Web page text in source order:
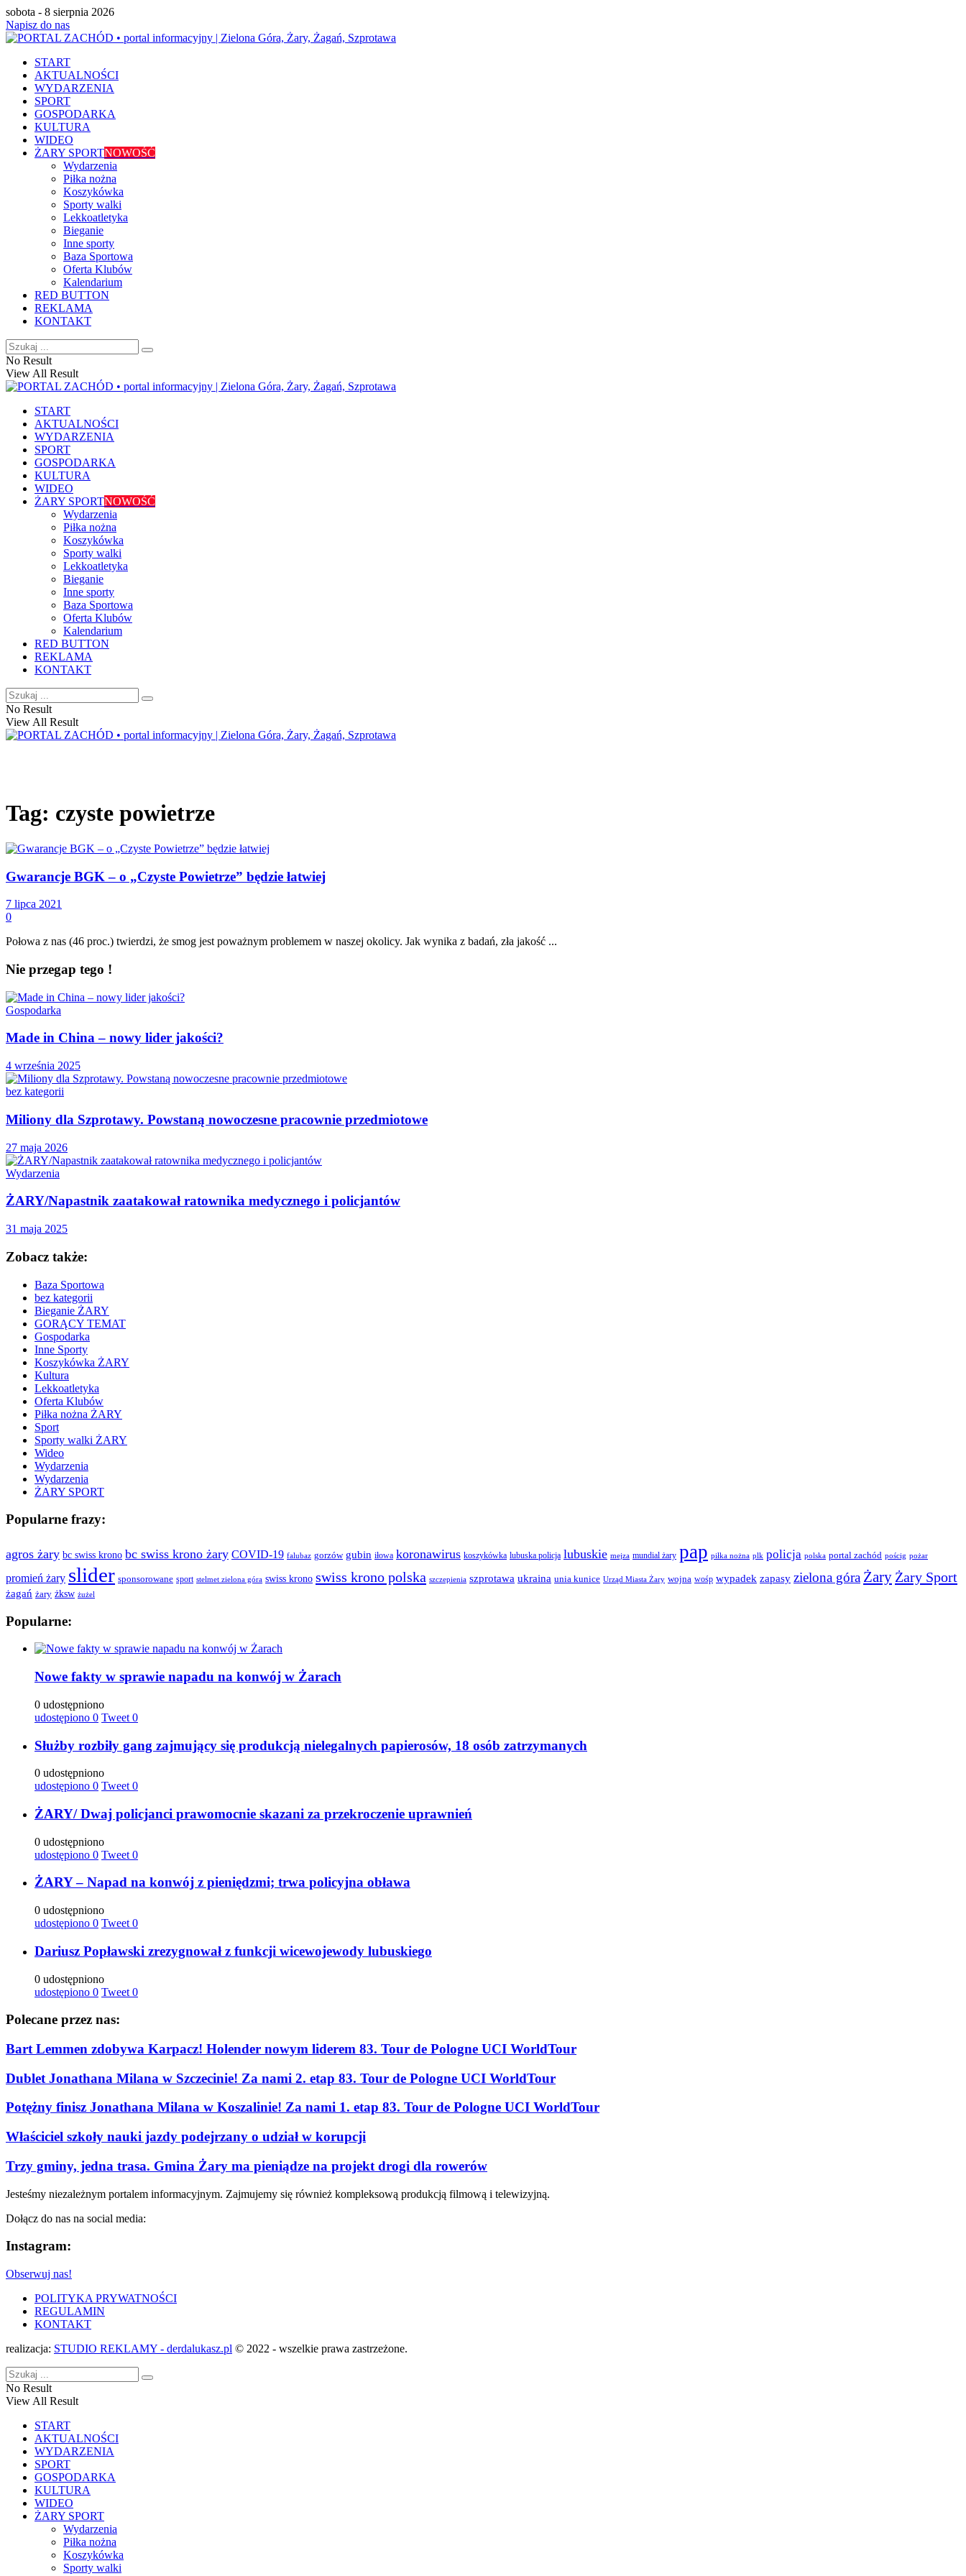
sobota - 8 sierpnia 2026
Napisz do nas
START
AKTUALNOŚCI
WYDARZENIA
SPORT
GOSPODARKA
KULTURA
WIDEO
ŻARY SPORTNOWOŚĆ
Wydarzenia
Piłka nożna
Koszykówka
Sporty walki
Lekkoatletyka
Bieganie
Inne sporty
Baza Sportowa
Oferta Klubów
Kalendarium
RED BUTTON
REKLAMA
KONTAKT
No Result
View All Result
START
AKTUALNOŚCI
WYDARZENIA
SPORT
GOSPODARKA
KULTURA
WIDEO
ŻARY SPORTNOWOŚĆ
Wydarzenia
Piłka nożna
Koszykówka
Sporty walki
Lekkoatletyka
Bieganie
Inne sporty
Baza Sportowa
Oferta Klubów
Kalendarium
RED BUTTON
REKLAMA
KONTAKT
No Result
View All Result
Tag: czyste powietrze
Gwarancje BGK – o „Czyste Powietrze” będzie łatwiej
7 lipca 2021
0
Połowa z nas (46 proc.) twierdzi, że smog jest poważnym problemem w naszej okolicy. Jak wynika z badań, zła jakość ...
Nie przegap tego !
Gospodarka
Made in China – nowy lider jakości?
4 września 2025
bez kategorii
Miliony dla Szprotawy. Powstaną nowoczesne pracownie przedmiotowe
27 maja 2026
Wydarzenia
ŻARY/Napastnik zaatakował ratownika medycznego i policjantów
31 maja 2025
Zobacz także:
Baza Sportowa
bez kategorii
Bieganie ŻARY
GORĄCY TEMAT
Gospodarka
Inne Sporty
Koszykówka ŻARY
Kultura
Lekkoatletyka
Oferta Klubów
Piłka nożna ŻARY
Sport
Sporty walki ŻARY
Wideo
Wydarzenia
Wydarzenia
ŻARY SPORT
Popularne frazy:
agros żary bc swiss krono bc swiss krono żary COVID-19 falubaz gorzów gubin iłowa koronawirus koszykówka lubuska policja lubuskie mejza mundial żary pap piłka nożna plk policja polska portal zachód pościg pożar
promień żary slider sponsorowane sport stelmet zielona góra swiss krono swiss krono polska szczepienia szprotawa ukraina unia kunice Urząd Miasta Żary wojna wośp wypadek zapasy zielona góra Żary Żary Sport
żagań żary żksw żużel
Popularne:
Nowe fakty w sprawie napadu na konwój w Żarach
0 udostępniono
udostępiono 0 Tweet 0
Służby rozbiły gang zajmujący się produkcją nielegalnych papierosów, 18 osób zatrzymanych
0 udostępniono
udostępiono 0 Tweet 0
ŻARY/ Dwaj policjanci prawomocnie skazani za przekroczenie uprawnień
0 udostępniono
udostępiono 0 Tweet 0
ŻARY – Napad na konwój z pieniędzmi; trwa policyjna obława
0 udostępniono
udostępiono 0 Tweet 0
Dariusz Popławski zrezygnował z funkcji wicewojewody lubuskiego
0 udostępniono
udostępiono 0 Tweet 0
Polecane przez nas:
Bart Lemmen zdobywa Karpacz! Holender nowym liderem 83. Tour de Pologne UCI WorldTour
Dublet Jonathana Milana w Szczecinie! Za nami 2. etap 83. Tour de Pologne UCI WorldTour
Potężny finisz Jonathana Milana w Koszalinie! Za nami 1. etap 83. Tour de Pologne UCI WorldTour
Właściciel szkoły nauki jazdy podejrzany o udział w korupcji
Trzy gminy, jedna trasa. Gmina Żary ma pieniądze na projekt drogi dla rowerów
Jesteśmy niezależnym portalem informacyjnym. Zajmujemy się również kompleksową produkcją filmową i telewizyjną.
Dołącz do nas na social media:
Instagram:
Obserwuj nas!
POLITYKA PRYWATNOŚCI
REGULAMIN
KONTAKT
realizacja: STUDIO REKLAMY - derdalukasz.pl © 2022 - wszelkie prawa zastrzeżone.
No Result
View All Result
START
AKTUALNOŚCI
WYDARZENIA
SPORT
GOSPODARKA
KULTURA
WIDEO
ŻARY SPORT
Wydarzenia
Piłka nożna
Koszykówka
Sporty walki